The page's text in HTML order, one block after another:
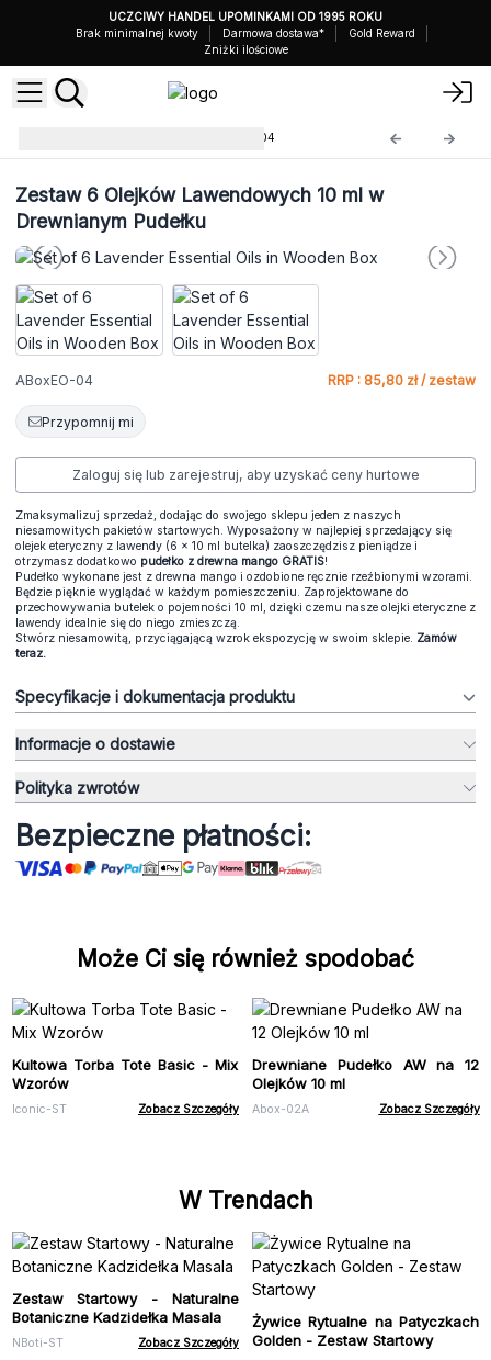
UCZCIWY HANDEL UPOMINKAMI OD 1995 ROKU
Brak minimalnej kwoty
Darmowa dostawa*
Gold Reward
Zniżki ilościowe
ABoxEO-04
Zestaw 6 Olejków Lawendowych 10 ml w
Drewnianym Pudełku
ABoxEO-04 RRP : 85,80 zł / zestaw
Przypomnij mi
Zaloguj się lub zarejestruj, aby uzyskać ceny hurtowe
Zmaksymalizuj sprzedaż, dodając do swojego sklepu jeden z naszych
niesamowitych pakietów startowych. Wyposażony w najlepiej sprzedający się
olejek eteryczny z lawendy (6 x 10 ml butelka) zaoszczędzisz pieniądze i
otrzymasz dodatkowo pudełko z drewna mango GRATIS!
Pudełko wykonane jest z drewna mango i ozdobione ręcznie rzeźbionymi wzorami.
Będzie pięknie wyglądać w każdym pomieszczeniu. Zaprojektowane do
przechowywania butelek o pojemności 10 ml, dzięki czemu nasze olejki eteryczne z
lawendy idealnie się do niego zmieszczą.
Stwórz niesamowitą, przyciągającą wzrok ekspozycję w swoim sklepie. Zamów
teraz.
Specyfikacje i dokumentacja produktu
Informacje o dostawie
Polityka zwrotów
Bezpieczne płatności:
Może Ci się również spodobać
Kultowa Torba Tote Basic - Mix
Wzorów
Iconic-ST Zobacz Szczegóły
Drewniane Pudełko AW na 12
Olejków 10 ml
Abox-02A Zobacz Szczegóły
W Trendach
Zestaw Startowy - Naturalne
Botaniczne Kadzidełka Masala
NBoti-ST Zobacz Szczegóły
Żywice Rytualne na Patyczkach
Golden - Zestaw Startowy